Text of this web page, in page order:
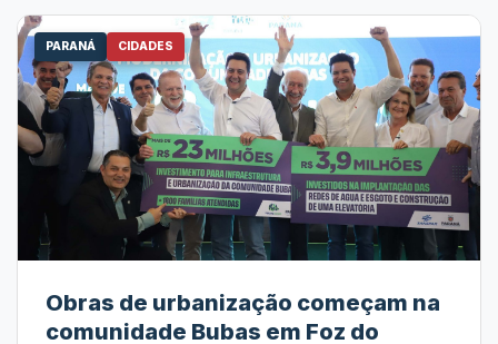
PARANÁ CIDADES
Obras de urbanização começam na
comunidade Bubas em Foz do